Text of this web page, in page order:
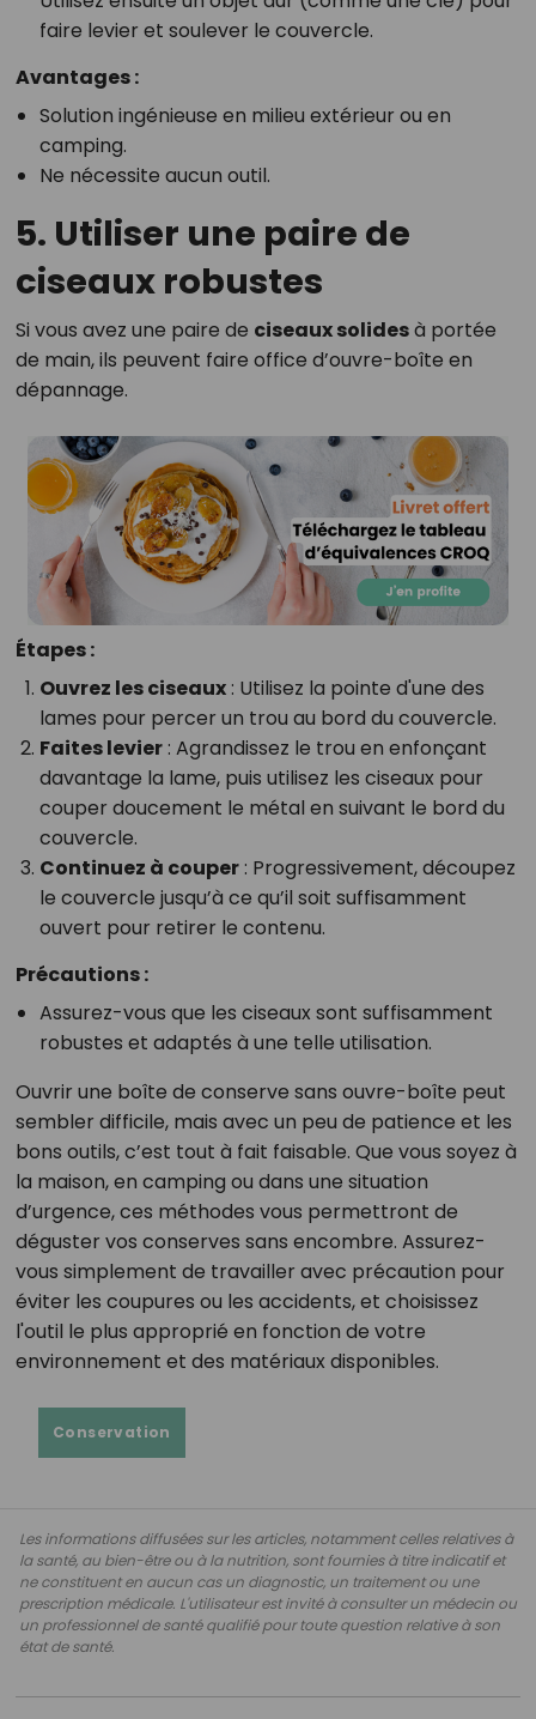
faire levier et soulever le couvercle.
Avantages :
Solution ingénieuse en milieu extérieur ou en
camping.
Ne nécessite aucun outil.
5. Utiliser une paire de
ciseaux robustes
Si vous avez une paire de ciseaux solidesà portée
de main, ils peuvent faire office d’ouvre-boîte en
dépannage.
Étapes :
Ouvrez les ciseaux: Utilisez la pointe d'une des
lames pour percer un trou au bord du couvercle.
Faites levier: Agrandissez le trou en enfonçant
davantage la lame, puis utilisez les ciseaux pour
couper doucement le métal en suivant le bord du
couvercle.
Continuez à couper: Progressivement, découpez
le couvercle jusqu’à ce qu’il soit suffisamment
ouvert pour retirer le contenu.
Précautions :
Assurez-vous que les ciseaux sont suffisamment
robustes et adaptés à une telle utilisation.
Ouvrir une boîte de conserve sans ouvre-boîte peut
sembler difficile, mais avec un peu de patience et les
bons outils, c’est tout à fait faisable. Que vous soyez à
la maison, en camping ou dans une situation
d’urgence, ces méthodes vous permettront de
déguster vos conserves sans encombre. Assurez-
vous simplement de travailler avec précaution pour
éviter les coupures ou les accidents, et choisissez
l'outil le plus approprié en fonction de votre
environnement et des matériaux disponibles.
Conservation
Les informations diffusées sur les articles, notamment celles relatives à
la santé, au bien-être ou à la nutrition, sont fournies à titre indicatif et
ne constituent en aucun cas un diagnostic, un traitement ou une
prescription médicale. L'utilisateur est invité à consulter un médecin ou
un professionnel de santé qualifié pour toute question relative à son
état de santé.